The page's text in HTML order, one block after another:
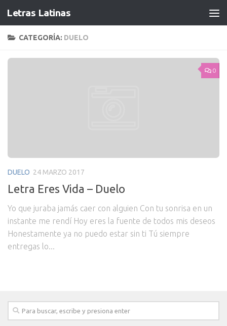
Letras Latinas
CATEGORÍA: DUELO
0
DUELO 24 MARZO 2017
Letra Eres Vida – Duelo
Yo que juraba jamás caer con alguien Con tu sonrisa en un
instante me rendí Hoy eres la fuente de todos mis deseos
Honestamente ya no puedo estar sin ti Tú siempre
entregas lo...